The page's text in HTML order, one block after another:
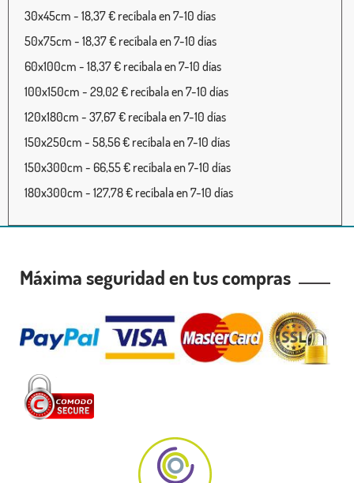
30x45cm - 18,37 € recíbala en 7-10 días
50x75cm - 18,37 € recíbala en 7-10 días
60x100cm - 18,37 € recíbala en 7-10 días
100x150cm - 29,02 € recíbala en 7-10 días
120x180cm - 37,67 € recíbala en 7-10 días
150x250cm - 58,56 € recíbala en 7-10 días
150x300cm - 66,55 € recíbala en 7-10 días
180x300cm - 127,78 € recíbala en 7-10 días
Máxima seguridad en tus compras